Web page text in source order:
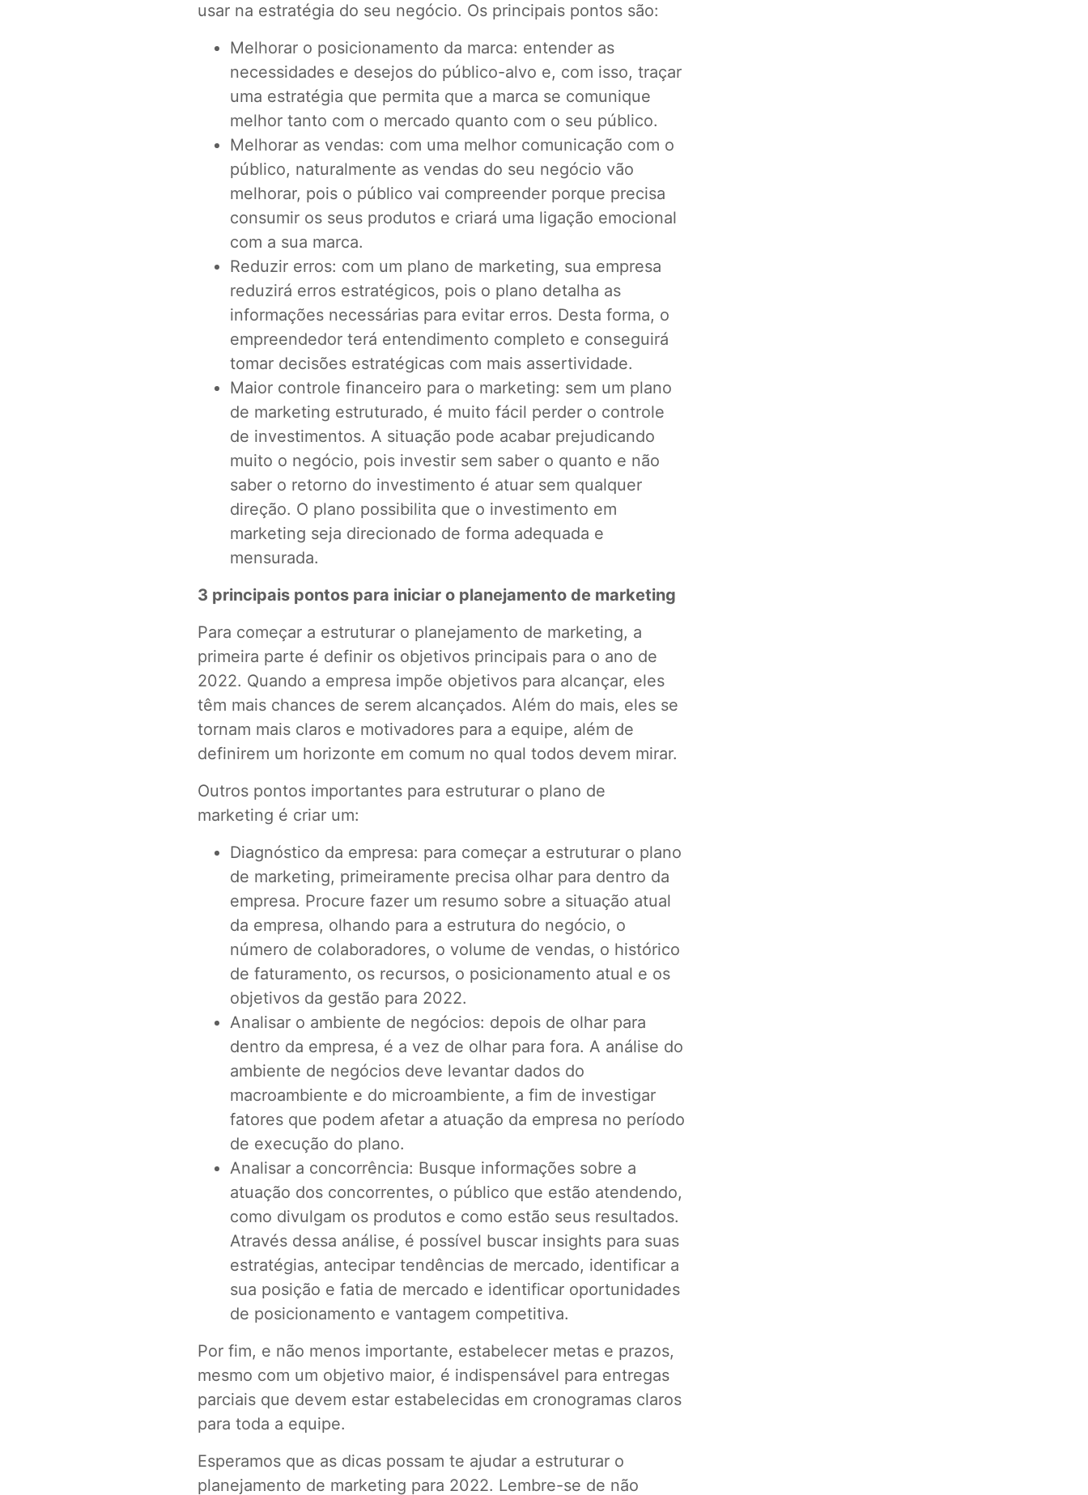
usar na estratégia do seu negócio. Os principais pontos são:
Melhorar o posicionamento da marca: entender as
necessidades e desejos do público-alvo e, com isso, traçar
uma estratégia que permita que a marca se comunique
melhor tanto com o mercado quanto com o seu público.
Melhorar as vendas: com uma melhor comunicação com o
público, naturalmente as vendas do seu negócio vão
melhorar, pois o público vai compreender porque precisa
consumir os seus produtos e criará uma ligação emocional
com a sua marca.
Reduzir erros: com um plano de marketing, sua empresa
reduzirá erros estratégicos, pois o plano detalha as
informações necessárias para evitar erros. Desta forma, o
empreendedor terá entendimento completo e conseguirá
tomar decisões estratégicas com mais assertividade.
Maior controle financeiro para o marketing: sem um plano
de marketing estruturado, é muito fácil perder o controle
de investimentos. A situação pode acabar prejudicando
muito o negócio, pois investir sem saber o quanto e não
saber o retorno do investimento é atuar sem qualquer
direção. O plano possibilita que o investimento em
marketing seja direcionado de forma adequada e
mensurada.
3 principais pontos para iniciar o planejamento de marketing
Para começar a estruturar o planejamento de marketing, a
primeira parte é definir os objetivos principais para o ano de
2022. Quando a empresa impõe objetivos para alcançar, eles
têm mais chances de serem alcançados. Além do mais, eles se
tornam mais claros e motivadores para a equipe, além de
definirem um horizonte em comum no qual todos devem mirar.
Outros pontos importantes para estruturar o plano de
marketing é criar um:
Diagnóstico da empresa: para começar a estruturar o plano
de marketing, primeiramente precisa olhar para dentro da
empresa. Procure fazer um resumo sobre a situação atual
da empresa, olhando para a estrutura do negócio, o
número de colaboradores, o volume de vendas, o histórico
de faturamento, os recursos, o posicionamento atual e os
objetivos da gestão para 2022.
Analisar o ambiente de negócios: depois de olhar para
dentro da empresa, é a vez de olhar para fora. A análise do
ambiente de negócios deve levantar dados do
macroambiente e do microambiente, a fim de investigar
fatores que podem afetar a atuação da empresa no período
de execução do plano.
Analisar a concorrência: Busque informações sobre a
atuação dos concorrentes, o público que estão atendendo,
como divulgam os produtos e como estão seus resultados.
Através dessa análise, é possível buscar insights para suas
estratégias, antecipar tendências de mercado, identificar a
sua posição e fatia de mercado e identificar oportunidades
de posicionamento e vantagem competitiva.
Por fim, e não menos importante, estabelecer metas e prazos,
mesmo com um objetivo maior, é indispensável para entregas
parciais que devem estar estabelecidas em cronogramas claros
para toda a equipe.
Esperamos que as dicas possam te ajudar a estruturar o
planejamento de marketing para 2022. Lembre-se de não